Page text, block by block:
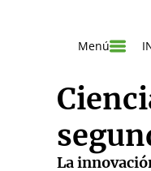
Menú
La